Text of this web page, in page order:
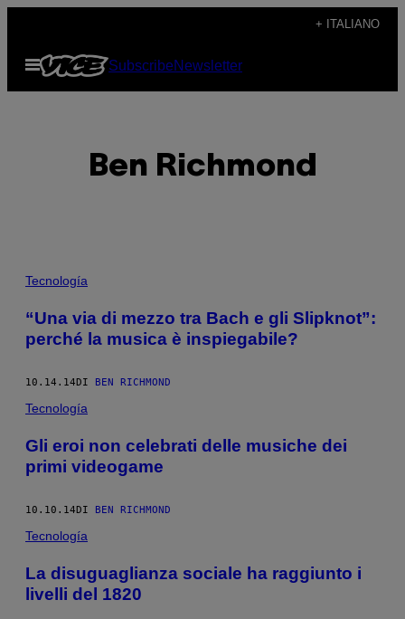
contenuto
+ ITALIANO
Apri
menu
SubscribeNewsletter
Ben Richmond
POSTS
BY
THIS
AUTHOR
Tecnología
“Una via di mezzo tra Bach e gli Slipknot”:
perché la musica è inspiegabile?
10.14.14DI BEN RICHMOND
Tecnología
Gli eroi non celebrati delle musiche dei
primi videogame
10.10.14DI BEN RICHMOND
Tecnología
La disuguaglianza sociale ha raggiunto i
livelli del 1820